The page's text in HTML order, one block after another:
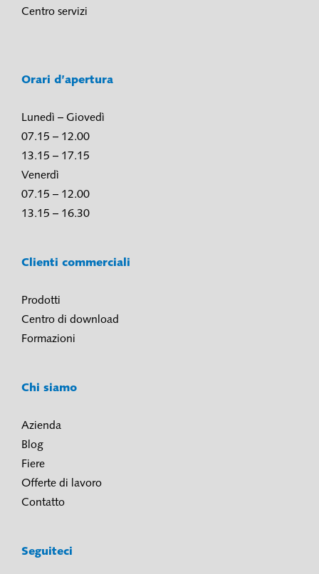
Centro servizi
Orari d’apertura
Lunedì – Giovedì
07.15 – 12.00
13.15 – 17.15
Venerdì
07.15 – 12.00
13.15 – 16.30
Clienti commerciali
Prodotti
Centro di download
Formazioni
Chi siamo
Azienda
Blog
Fiere
Offerte di lavoro
Contatto
Seguiteci